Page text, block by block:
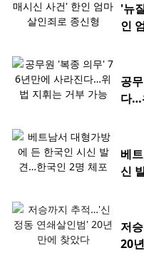
'뉴
인
공
다…
베
신
저
20